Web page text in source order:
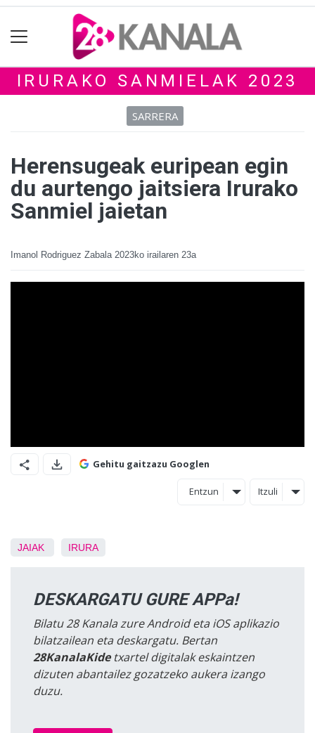
IRURAKO SANMIELAK 2023
SARRERA
Herensugeak euripean egin
du aurtengo jaitsiera Irurako
Sanmiel jaietan
Imanol Rodriguez Zabala 2023ko irailaren 23a
Gehitu gaitzazu Googlen
Entzun Itzuli
JAIAK IRURA
DESKARGATU GURE APPa!
Bilatu 28 Kanala zure Android eta iOS aplikazio
bilatzailean eta deskargatu. Bertan
28KanalaKidetxartel digitalak eskaintzen
dizuten abantailez gozatzeko aukera izango
duzu.